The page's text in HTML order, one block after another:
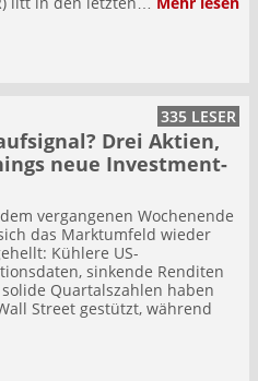
335 LESER
Drei Aktien,
neue Investment-
vergangenen Wochenende
das Marktumfeld wieder
Kühlere US-
sinkende Renditen
Quartalszahlen haben
Street gestützt, während